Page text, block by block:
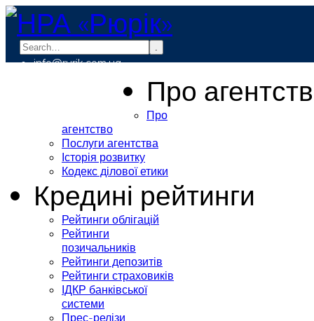
.
info@rurik.com.ua
Про
Про
агентство
Послуги агентства
Історія розвитку
Кодекс ділової етики
Кредині рейтинги
Рейтинги облігацій
Рейтинги
позичальників
Рейтинги депозитів
Рейтинги страховиків
ІДКР банківської
системи
Прес-релізи